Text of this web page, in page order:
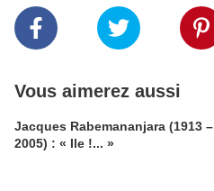
Vous aimerez aussi
Jacques Rabemananjara (1913 –
2005) : « Ile !... »